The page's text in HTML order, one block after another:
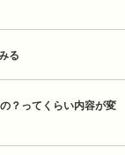
る
？ってくらい内容が変